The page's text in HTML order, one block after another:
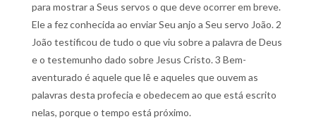
para mostrar a Seus servos o que deve ocorrer em breve.
Ele a fez conhecida ao enviar Seu anjo a Seu servo João. 2
João testificou de tudo o que viu sobre a palavra de Deus
e o testemunho dado sobre Jesus Cristo. 3 Bem-
aventurado é aquele que lê e aqueles que ouvem as
palavras desta profecia e obedecem ao que está escrito
nelas, porque o tempo está próximo.